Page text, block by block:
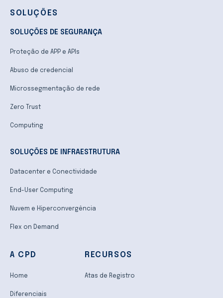
SOLUÇÕES
SOLUÇÕES DE SEGURANÇA
Proteção de APP e APIs
Abuso de credencial
Microssegmentação de rede
Zero Trust
Computing
SOLUÇÕES DE INFRAESTRUTURA
Datacenter e Conectividade
End-User Computing
Nuvem e Hiperconvergência
Flex on Demand
A CPD
Home
Diferenciais
RECURSOS
Atas de Registro